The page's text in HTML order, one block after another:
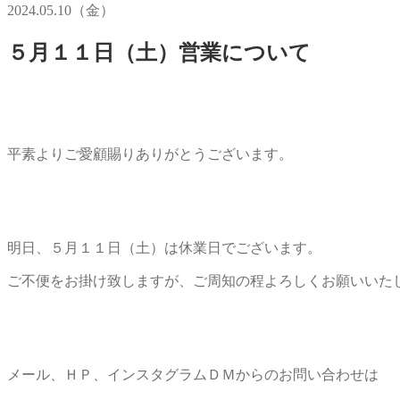
2024.05.10（金）
５月１１日（土）営業について
平素よりご愛顧賜りありがとうございます。
明日、５月１１日（土）は休業日でございます。
ご不便をお掛け致しますが、ご周知の程よろしくお願いいた
メール、ＨＰ、インスタグラムＤＭからのお問い合わせは